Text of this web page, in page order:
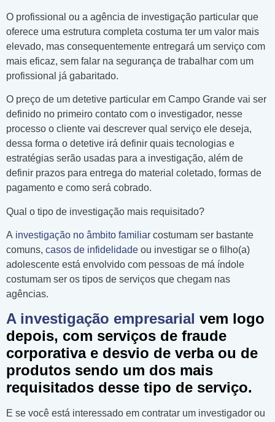
O profissional ou a agência de investigação particular que
oferece uma estrutura completa costuma ter um valor mais
elevado, mas consequentemente entregará um serviço com
mais eficaz, sem falar na segurança de trabalhar com um
profissional já gabaritado.
O preço de um detetive particular em Campo Grande vai ser
definido no primeiro contato com o investigador, nesse
processo o cliente vai descrever qual serviço ele deseja,
dessa forma o detetive irá definir quais tecnologias e
estratégias serão usadas para a investigação, além de
definir prazos para entrega do material coletado, formas de
pagamento e como será cobrado.
Qual o tipo de investigação mais requisitado?
A investigação no âmbito familiar costumam ser bastante
comuns, casos de infidelidade ou investigar se o filho(a)
adolescente está envolvido com pessoas de má índole
costumam ser os tipos de serviços que chegam nas
agências.
A investigação empresarial vem logo
depois, com serviços de fraude
corporativa e desvio de verba ou de
produtos sendo um dos mais
requisitados desse tipo de serviço.
E se você está interessado em contratar um investigador ou